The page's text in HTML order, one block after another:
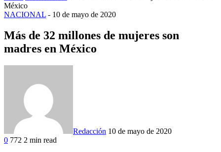
México
NACIONAL - 10 de mayo de 2020
Más de 32 millones de mujeres son
madres en México
Redacción 10 de mayo de 2020
0 772 2 min read